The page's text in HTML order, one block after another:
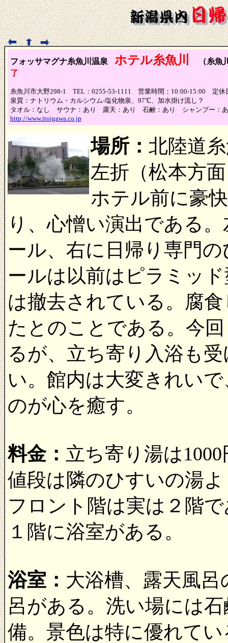
フォッサマグナ糸魚川温泉 ホテル糸魚川
（糸
了
糸魚川市大野298-1 TEL：0255-53-1111 営業時間：10:00-15:00 定休
泉質：ナトリウム・カルシウム-塩化物泉、97℃、加水掛け流し？
タオル：なし サウナ：あり 露天：あり 石鹸：あり シャンプー：
http://www.itoigawa.co.jp
場所： 北陸道
左折（松本方
ホテル前に豪
り、心憎い演出である
ール、右に日帰り専門
ールは以前はピラミッ
は撤去されている。腐
たとのことである。今
るが、立ち寄り入浴も
い。館内は大変きれい
のが心を癒す。
料金： 立ち寄り湯は
値段は隣のひすいの湯
フロント階は実は２階
１階に浴室がある。
浴室： 大浴槽、露天風
呂がある。洗い場には
備。景色は特に優れて